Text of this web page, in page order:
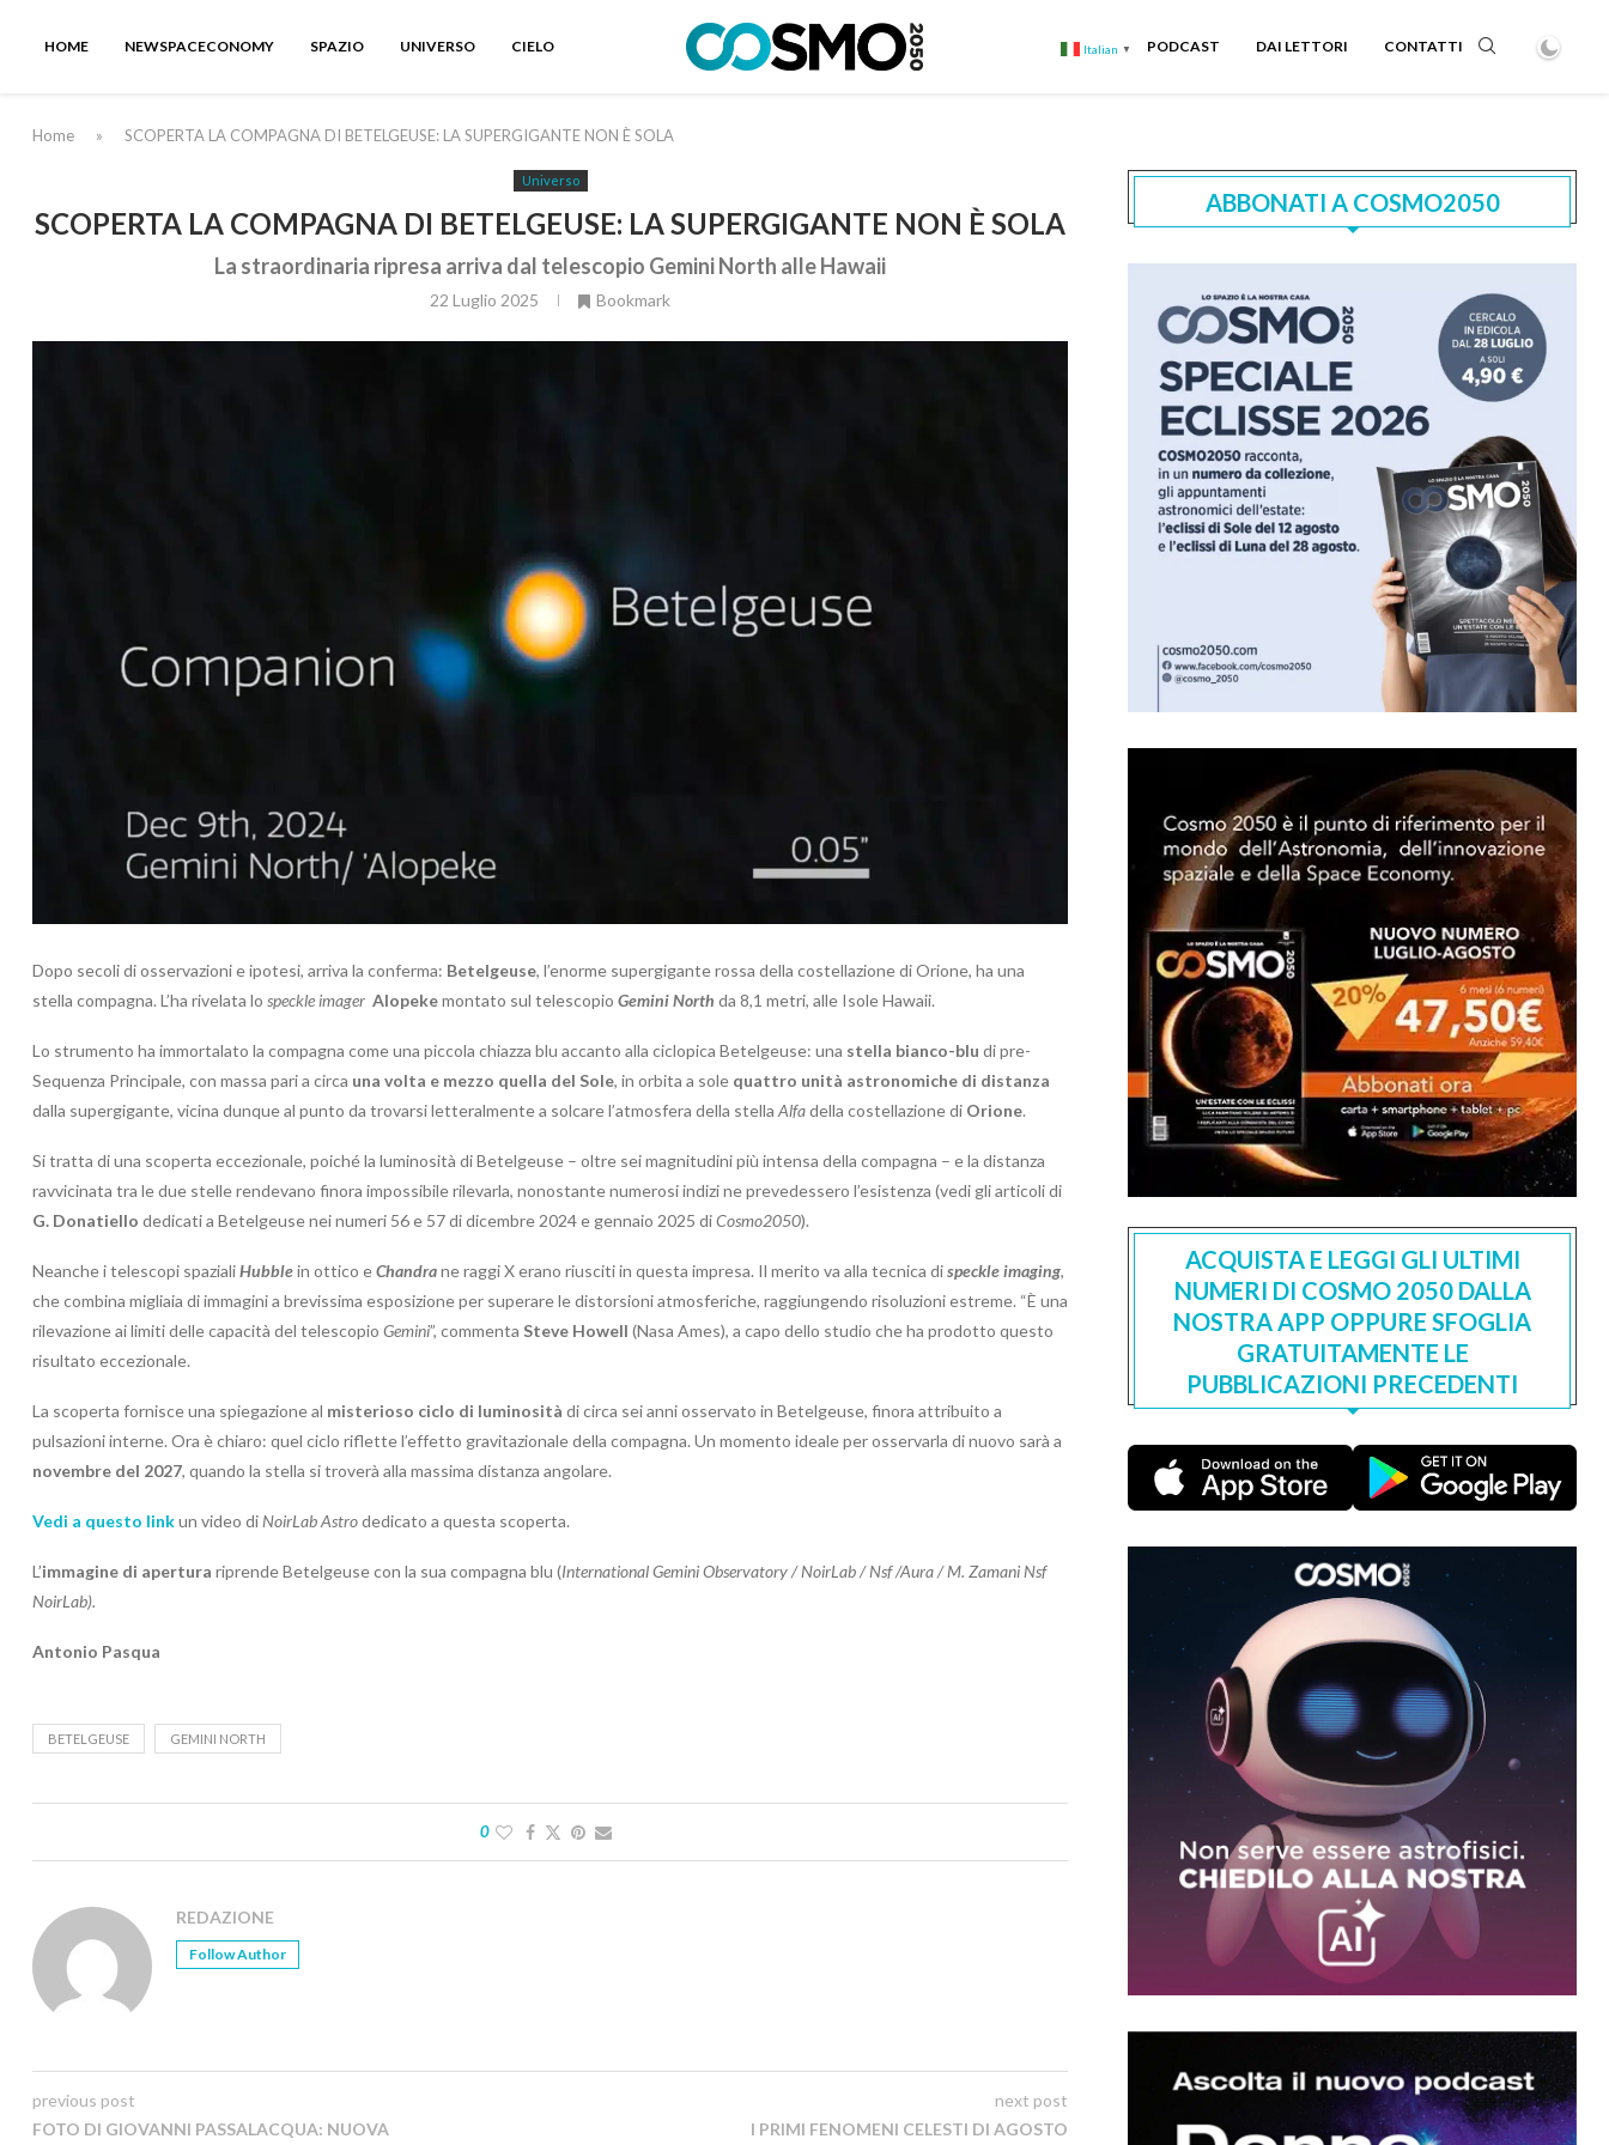
HOME NEWSPACECONOMY SPAZIO UNIVERSO CIELO Italian ▼ PODCAST DAI LETTORI CONTATTI
Home » SCOPERTA LA COMPAGNA DI BETELGEUSE: LA SUPERGIGANTE NON È SOLA
Universo
SCOPERTA LA COMPAGNA DI BETELGEUSE: LA SUPERGIGANTE NON È SOLA
La straordinaria ripresa arriva dal telescopio Gemini North alle Hawaii
22 Luglio 2025 Bookmark
Dopo secoli di osservazioni e ipotesi, arriva la conferma: Betelgeuse, l’enorme supergigante rossa della costellazione di Orione, ha una
stella compagna. L’ha rivelata lo speckle imager Alopekemontato sul telescopio Gemini North da 8,1 metri, alle Isole Hawaii.
Lo strumento ha immortalato la compagna come una piccola chiazza blu accanto alla ciclopica Betelgeuse: una stella bianco-blu di pre-
Sequenza Principale, con massa pari a circa una volta e mezzo quella del Sole, in orbita a sole quattro unità astronomiche di distanza
dalla supergigante, vicina dunque al punto da trovarsi letteralmente a solcare l’atmosfera della stella Alfadella costellazione di Orione.
Si tratta di una scoperta eccezionale, poiché la luminosità di Betelgeuse – oltre sei magnitudini più intensa della compagna – e la distanza
ravvicinata tra le due stelle rendevano finora impossibile rilevarla, nonostante numerosi indizi ne prevedessero l’esistenza (vedi gli articoli di
G. Donatiello dedicati a Betelgeuse nei numeri 56 e 57 di dicembre 2024 e gennaio 2025 diCosmo2050).
Neanche i telescopi spazialiHubblein ottico eChandrane raggi X erano riusciti in questa impresa. Il merito va alla tecnica dispeckle imaging,
che combina migliaia di immagini a brevissima esposizione per superare le distorsioni atmosferiche, raggiungendo risoluzioni estreme. “È una
rilevazione ai limiti delle capacità del telescopio Gemini”, commenta Steve Howell (Nasa Ames), a capo dello studio che ha prodotto questo
risultato eccezionale.
La scoperta fornisce una spiegazione al misterioso ciclo di luminosità di circa sei anni osservato in Betelgeuse, finora attribuito a
pulsazioni interne. Ora è chiaro: quel ciclo riflette l’effetto gravitazionale della compagna. Un momento ideale per osservarla di nuovo sarà a
novembre del 2027, quando la stella si troverà alla massima distanza angolare.
Vedi a questo linkun video di NoirLab Astrodedicato a questa scoperta.
L’immagine di apertura riprende Betelgeuse con la sua compagna blu (International Gemini Observatory / NoirLab / Nsf /Aura / M. Zamani Nsf
NoirLab).
Antonio Pasqua
BETELGEUSE GEMINI NORTH
0
REDAZIONE
Follow Author
previous post
FOTO DI GIOVANNI PASSALACQUA: NUOVA
next post
I PRIMI FENOMENI CELESTI DI AGOSTO
ABBONATI A COSMO2050
ACQUISTA E LEGGI GLI ULTIMI
NUMERI DI COSMO 2050 DALLA
NOSTRA APP OPPURE SFOGLIA
GRATUITAMENTE LE
PUBBLICAZIONI PRECEDENTI